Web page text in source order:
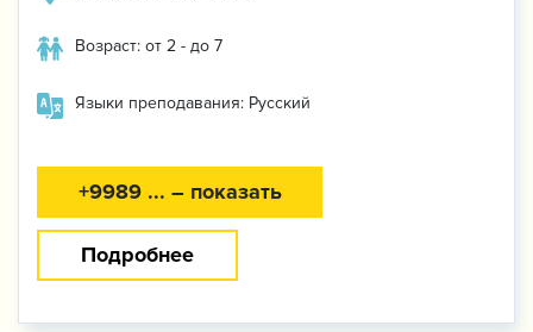
Возраст: от 2 - до 7
Языки преподавания: Русский
+9989 ... – показать
Подробнее